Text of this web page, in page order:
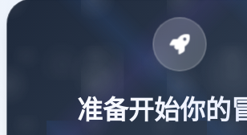
准备开始你的